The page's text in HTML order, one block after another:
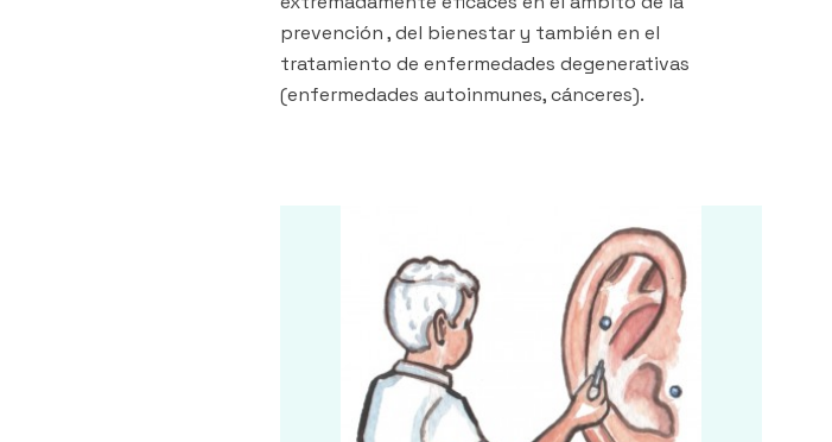
prevención , del bienestar y también en el
tratamiento de enfermedades degenerativas
(enfermedades autoinmunes, cánceres).